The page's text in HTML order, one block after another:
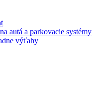
autá a parkovacie systémy
výťahy